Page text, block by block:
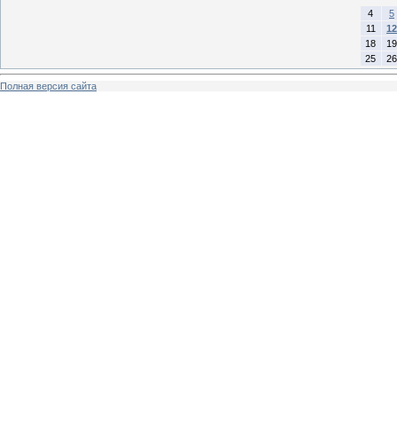
4
5
11
12
18
19
25
26
Полная версия сайта